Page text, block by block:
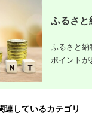
シヒカリ 精米
17,000
カリ ３合
ふるさと
ふるさと納
ポイントが
連しているカテゴリ